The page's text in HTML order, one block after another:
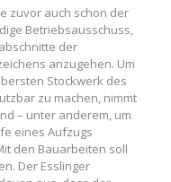
zuvor auch schon der
Betriebsausschuss,
der
anzugehen. Um
Stockwerk des
zu machen, nimmt
– unter anderem, um
eines Aufzugs
den Bauarbeiten soll
Der Esslinger